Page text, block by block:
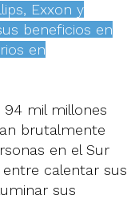
Exxon y
beneficios en
en
94 mil millones
brutalmente
en el Sur
entre calentar sus
sus